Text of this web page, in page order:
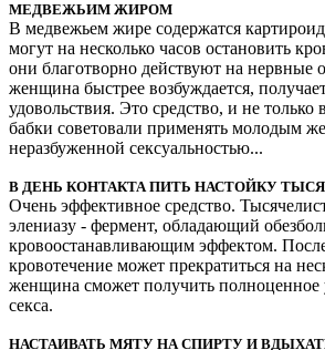
МЕДВЕЖЬИМ ЖИРОМ
В медвежьем жире содержатся
могут на несколько часов остановить
они благотворно действуют на нервные
женщина быстрее возбуждается,
удовольствия. Это средство, и не только
бабки советовали применять молодым
неразбуженной сексуальностью...
В ДЕНЬ КОНТАКТА ПИТЬ НАСТОЙКУ
Очень эффективное средство.
элениазу - фермент, обладающий
кровоостанавливающим эффектом.
кровотечение может прекратиться на
женщина сможет получить полноценное
секса.
НАСТАИВАТЬ МЯТУ НА СПИРТУ И